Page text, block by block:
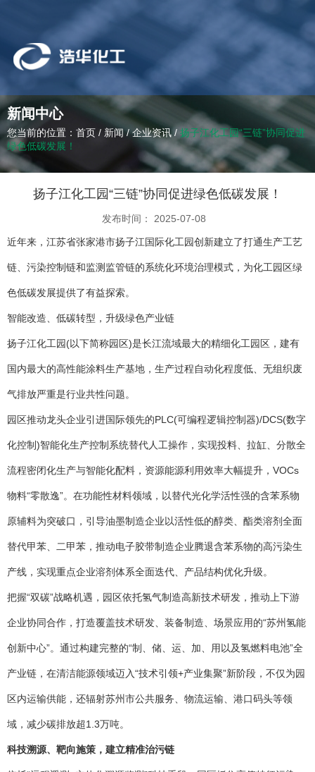
新闻中心
您当前的位置：首页 / 新闻 /企业资讯 / 扬子江化工园“三链”协同促进
绿色低碳发展！
扬子江化工园“三链”协同促进绿色低碳发展！
发布时间： 2025-07-08
近年来，江苏省张家港市扬子江国际化工园创新建立了打通生产工艺
链、污染控制链和监测监管链的系统化环境治理模式，为化工园区绿
色低碳发展提供了有益探索。
智能改造、低碳转型，升级绿色产业链
扬子江化工园(以下简称园区)是长江流域最大的精细化工园区，建有
国内最大的高性能涂料生产基地，生产过程自动化程度低、无组织废
气排放严重是行业共性问题。
园区推动龙头企业引进国际领先的PLC(可编程逻辑控制器)/DCS(数字
化控制)智能化生产控制系统替代人工操作，实现投料、拉缸、分散全
流程密闭化生产与智能化配料，资源能源利用效率大幅提升，VOCs
物料“零散逸”。在功能性材料领域，以替代光化学活性强的含苯系物
原辅料为突破口，引导油墨制造企业以活性低的醇类、酯类溶剂全面
替代甲苯、二甲苯，推动电子胶带制造企业腾退含苯系物的高污染生
产线，实现重点企业溶剂体系全面迭代、产品结构优化升级。
把握“双碳”战略机遇，园区依托氢气制造高新技术研发，推动上下游
企业协同合作，打造覆盖技术研发、装备制造、场景应用的“苏州氢能
创新中心”。通过构建完整的“制、储、运、加、用以及氢燃料电池”全
产业链，在清洁能源领域迈入“技术引领+产业集聚”新阶段，不仅为园
区内运输供能，还辐射苏州市公共服务、物流运输、港口码头等领
域，减少碳排放超1.3万吨。
科技溯源、靶向施策，建立精准治污链